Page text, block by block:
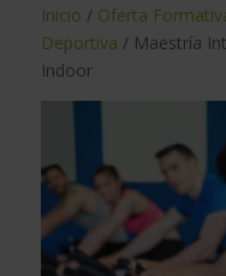
Inicio / Oferta
Deportiva / Maestría
Indoor